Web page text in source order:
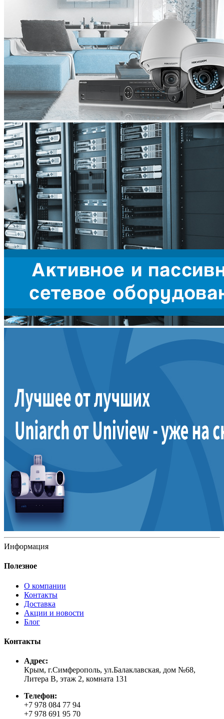
Информация
Полезное
О компании
Контакты
Доставка
Акции и новости
Блог
Контакты
Адрес:
Крым, г.Симферополь, ул.Балаклавская, дом №68,
Литера В, этаж 2, комната 131
Телефон:
+7 978 084 77 94
+7 978 691 95 70